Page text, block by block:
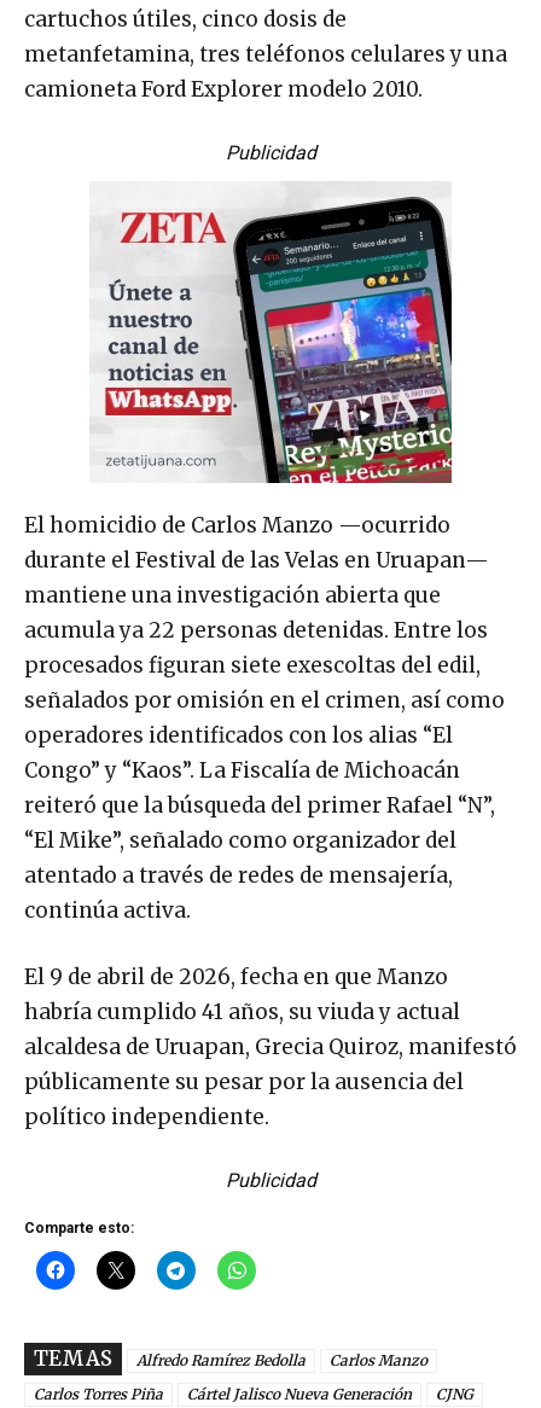
cartuchos útiles, cinco dosis de
metanfetamina, tres teléfonos celulares y una
camioneta Ford Explorer modelo 2010.
Publicidad
El homicidio de Carlos Manzo —ocurrido
durante el Festival de las Velas en Uruapan—
mantiene una investigación abierta que
acumula ya 22 personas detenidas. Entre los
procesados figuran siete exescoltas del edil,
señalados por omisión en el crimen, así como
operadores identificados con los alias “El
Congo” y “Kaos”. La Fiscalía de Michoacán
reiteró que la búsqueda del primer Rafael “N”,
“El Mike”, señalado como organizador del
atentado a través de redes de mensajería,
continúa activa.
El 9 de abril de 2026, fecha en que Manzo
habría cumplido 41 años, su viuda y actual
alcaldesa de Uruapan, Grecia Quiroz, manifestó
públicamente su pesar por la ausencia del
político independiente.
Publicidad
Comparte esto:
TEMAS Alfredo Ramírez Bedolla
Carlos Manzo
Carlos Torres Piña
Cártel Jalisco Nueva Generación
CJNG